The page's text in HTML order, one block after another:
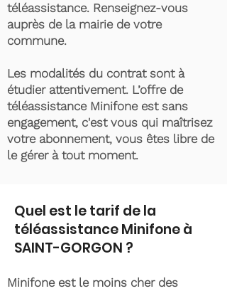
téléassistance. Renseignez-vous
auprès de la mairie de votre
commune.
Les modalités du contrat sont à
étudier attentivement. L’offre de
téléassistance Minifone est sans
engagement, c'est vous qui maîtrisez
votre abonnement, vous êtes libre de
le gérer à tout moment.
Quel est le tarif de la
téléassistance Minifone à
SAINT-GORGON ?
Minifone est le moins cher des